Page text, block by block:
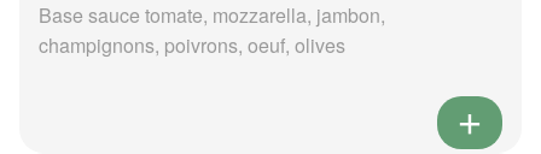
Base sauce tomate, mozzarella, jambon,
champignons, poivrons, oeuf, olives